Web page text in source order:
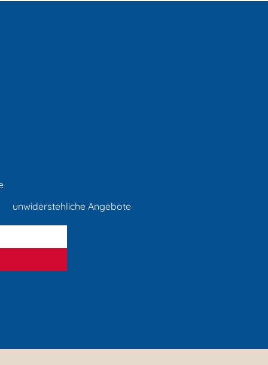
unwiderstehliche Angebote